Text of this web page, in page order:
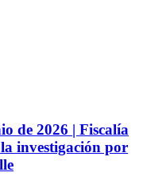
de 2026 | Fiscalía
investigación por